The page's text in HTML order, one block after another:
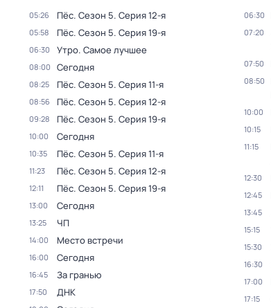
05:26 Пёс. Сезон 5. Серия 12-я
05:58 Пёс. Сезон 5. Серия 19-я
06:30 Утро. Самое лучшее
08:00 Сегодня
08:25 Пёс. Сезон 5. Серия 11-я
08:56 Пёс. Сезон 5. Серия 12-я
09:28 Пёс. Сезон 5. Серия 19-я
10:00 Сегодня
10:35 Пёс. Сезон 5. Серия 11-я
11:23 Пёс. Сезон 5. Серия 12-я
12:11 Пёс. Сезон 5. Серия 19-я
13:00 Сегодня
13:25 ЧП
14:00 Место встречи
16:00 Сегодня
16:45 За гранью
17:50 ДНК
06:30
07:20
07:50
08:50
10:00
10:15
11:15
12:30
12:45
13:45
15:15
15:30
16:30
17:00
17:15